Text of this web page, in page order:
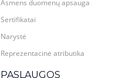
Asmens duomenų apsauga
Sertifikatai
Narystė
Reprezentacinė atributika
PASLAUGOS